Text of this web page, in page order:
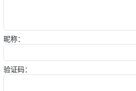
昵称：
验证码：